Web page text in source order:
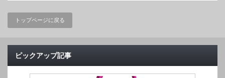
トップページに戻る
ピックアップ記事